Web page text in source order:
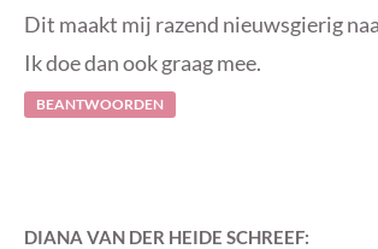
Dit maakt mij razend nieuwsgierig
Ik doe dan ook graag mee.
BEANTWOORDEN
DIANA VAN DER HEIDE SCHREEF: